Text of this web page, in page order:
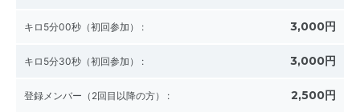
キロ5分00秒（初回参加） : 3,000円
キロ5分30秒（初回参加） : 3,000円
登録メンバー（2回目以降の方） : 2,500円